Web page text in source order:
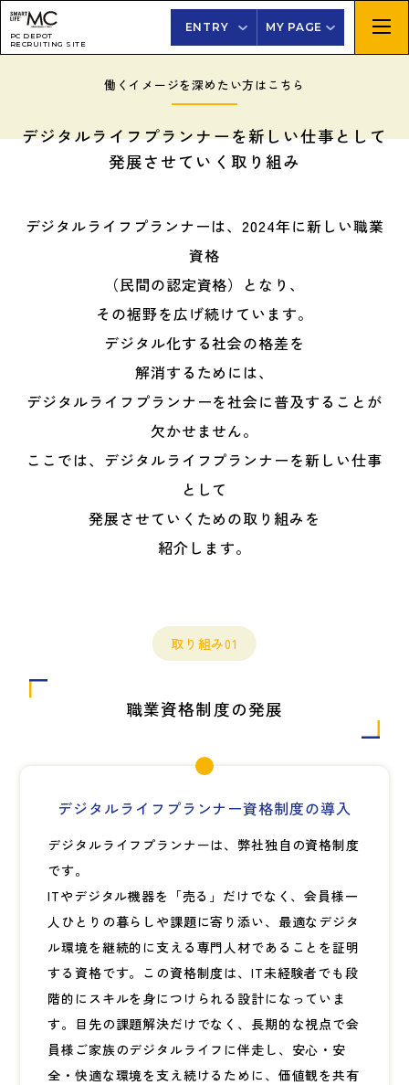
PC DEPOT
RECRUITING SITE
ENTRY MY PAGE
働くイメージを深めたい方はこちら
デジタルライフプランナーを新しい仕事として
発展させていく取り組み
デジタルライフプランナーは、2024年に新しい職業
資格
（民間の認定資格）となり、
その裾野を広げ続けています。
デジタル化する社会の格差を
解消するためには、
デジタルライフプランナーを社会に普及することが
欠かせません。
ここでは、デジタルライフプランナーを新しい仕事
として
発展させていくための取り組みを
紹介します。
取り組み01
職業資格制度の発展
デジタルライフプランナー資格制度の導入
デジタルライフプランナーは、弊社独自の資格制度
です。
ITやデジタル機器を「売る」だけでなく、会員様一
人ひとりの暮らしや課題に寄り添い、最適なデジタ
ル環境を継続的に支える専門人材であることを証明
する資格です。この資格制度は、IT未経験者でも段
階的にスキルを身につけられる設計になっていま
す。目先の課題解決だけでなく、長期的な視点で会
員様ご家族のデジタルライフに伴走し、安心・安
全・快適な環境を支え続けるために、価値観を共有